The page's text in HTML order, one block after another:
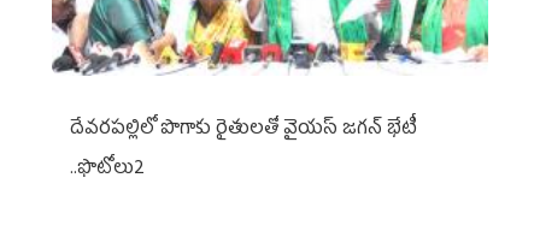
దేవరపల్లిలో పొగాకు రైతులతో వైయస్ జగన్ భేటీ
..ఫొటోలు2